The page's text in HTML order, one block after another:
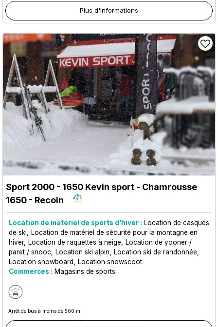
Plus d'informations
Sport 2000 - 1650 Kevin sport - Chamrousse
1650 - Recoin
Location de matériel de sports d'hiver : Location de casques
de ski
Location de matériel de sécurité pour la montagne en
hiver
Location de raquettes à neige
Location de yooner /
paret / snooc
Location ski alpin
Location ski de randonnée
Location snowboard
Location snowscoot
Commerces : Magasins de sports
Arrêt de bus à moins de 500 m